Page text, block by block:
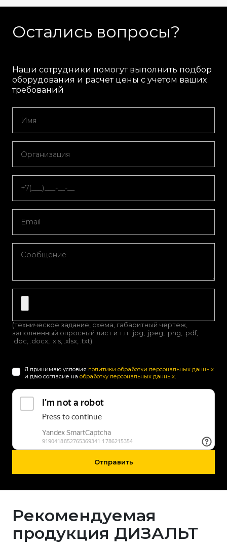
Остались вопросы?
Наши сотрудники помогут выполнить подбор
оборудования и расчет цены с учетом ваших
требований
(техническое задание, схема, габаритный чертеж,
заполненный опросный лист и т.п. .jpg, .jpeg, .png, .pdf,
.doc, .docx, .xls, .xlsx, .txt)
Я принимаю условия политики обработки персональных данных
и даю согласие на обработку персональных данных.
Отправить
Рекомендуемая
продукция ДИЗАЛЬТ